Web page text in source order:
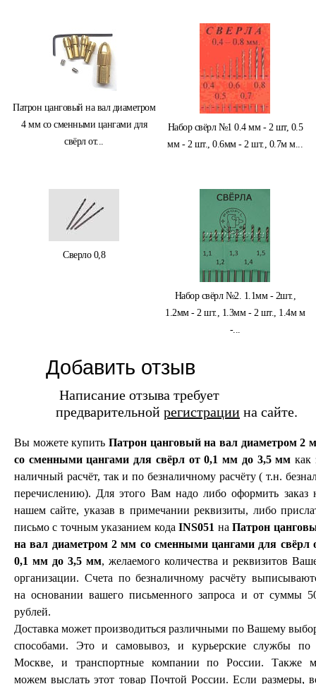
Патрон цанговый на вал диаметром
4 мм со сменными цангами для
свёрл от...
Набор свёрл №1 0.4 мм - 2 шт, 0.5
мм - 2 шт., 0.6мм - 2 шт., 0.7м м...
Сверло 0,8
Набор свёрл №2. 1.1мм - 2шт.,
1.2мм - 2 шт., 1.3мм - 2 шт., 1.4м м
-...
Добавить отзыв
Написание отзыва требует
предварительной регистрации на сайте.
Вы можете купить Патрон цанговый на вал диаметром 2
со сменными цангами для свёрл от 0,1 мм до 3,5 мм как
наличный расчёт, так и по безналичному расчёту ( т.н.
перечислению). Для этого Вам надо либо оформить заказ
нашем сайте, указав в примечании реквизиты, либо
письмо с точным указанием кодаINS051 наПатрон
на вал диаметром 2 мм со сменными цангами для свёрл
0,1 мм до 3,5 мм, желаемого количества и реквизитов
организации. Счета по безналичному расчёту
на основании вашего письменного запроса и от суммы
рублей.
Доставка может производиться различными по Вашему
способами. Это и самовывоз, и курьерские службы по
Москве, и транспортные компании по России. Также
можем выслать этот товар Почтой России. Если размеры,